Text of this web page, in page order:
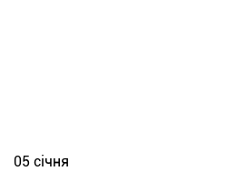
05 січня